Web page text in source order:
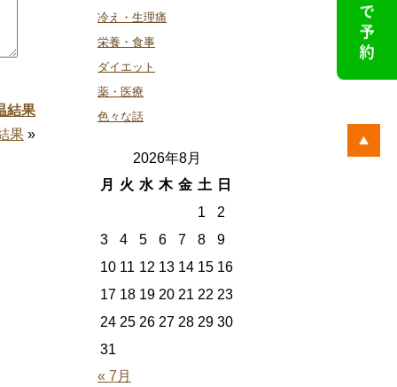
冷え・生理痛
栄養・食事
ダイエット
薬・医療
色々な話
2026年8月
月
火 水 木 金 土
日
1
2
3
4 5 6 7 8
9
10 11 12 13 14 15 16
17 18 19 20 21 22 23
24 25 26 27 28 29 30
31
« 7月
結果
果 »